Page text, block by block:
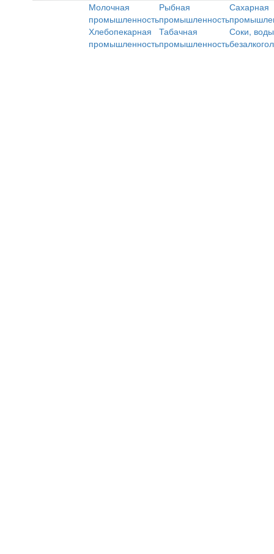
Молочная
промышленность
Рыбная
промышленность
Сахарная
Хлебопекарная
промышленность
Табачная
промышленность
Соки,